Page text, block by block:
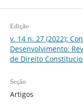
Edição
v. 14 n. 27 (2022):
Desenvolvimento:
de Direito
Seção
Artigos